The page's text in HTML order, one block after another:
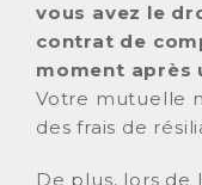
vous avez le
contrat de
moment après
Votre mutuelle
des frais de
De plus, lors de